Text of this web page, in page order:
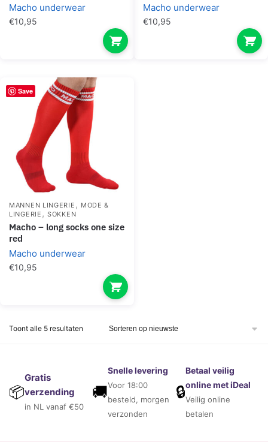
Macho underwear
€10,95
Macho underwear
€10,95
Save
MANNEN LINGERIE , MODE &
LINGERIE ,SOKKEN
macho – long socks one size
red
Macho underwear
€10,95
Toont alle 5 resultaten Gesorteerd
📦
Gratis
verzending
in NL vanaf €50
🚚
Snelle levering
Voor 18:00
besteld, morgen
verzonden
🔒
Betaal veilig
online met iDeal
Veilig online
betalen